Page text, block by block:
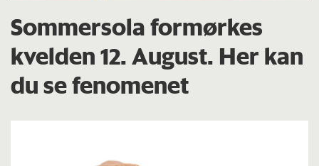
Sommersola formørkes
kvelden 12. August. Her kan
du se fenomenet